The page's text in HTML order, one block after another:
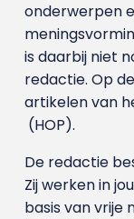
onderwerpen
is daarbij niet
redactie. Op
artikelen van
(HOP).
De redactie
Zij werken in
basis van vrije